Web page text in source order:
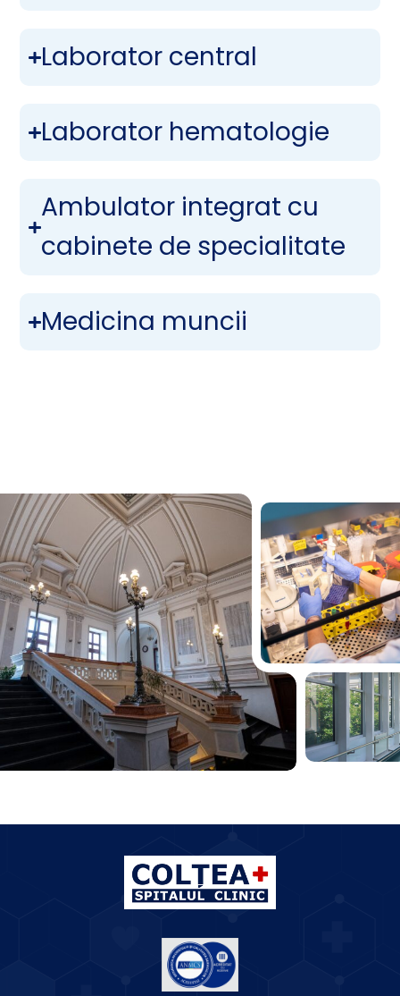
Laborator central
Laborator hematologie
Ambulator integrat cu
cabinete de specialitate
Medicina muncii